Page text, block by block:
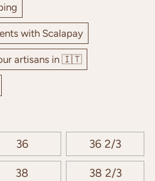
with Scalapay
artisans in 🇮🇹
36 36 2/3
38 38 2/3